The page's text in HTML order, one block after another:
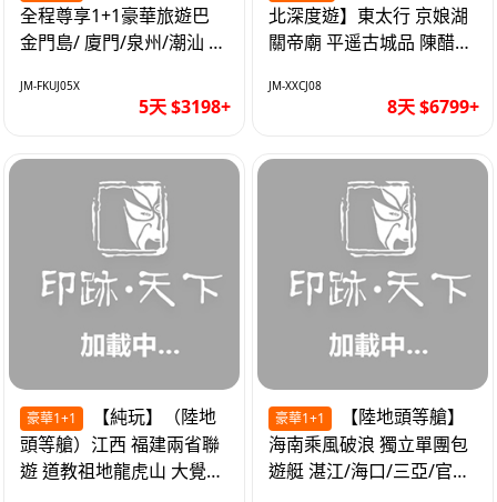
全程尊享1+1豪華旅遊巴
金門島/ 廈門/泉州/潮汕 無
JM-FKUJ05X
5天 $3198+
北深度遊】東太行 京娘湖
關帝廟 平遥古城品 陳醋咖
JM-XXCJ08
8天 $6799+
豪華1+1
頭等艙）江西 福建兩省聯
遊 道教祖地龍虎山 大覺山
豪華1+1
海南乘風破浪 獨立單團包
遊艇 湛江/海口/三亞/官塘/